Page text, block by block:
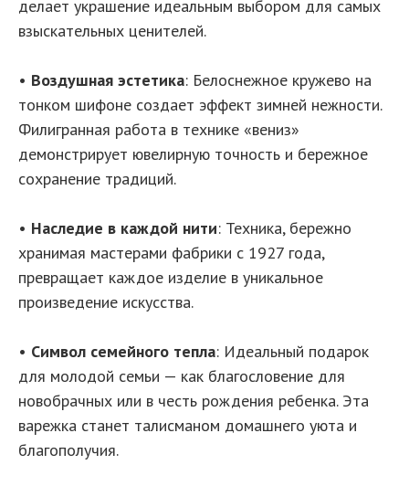
делает украшение идеальным выбором для самых
взыскательных ценителей.
• Воздушная эстетика: Белоснежное кружево на
тонком шифоне создает эффект зимней нежности.
Филигранная работа в технике «вениз»
демонстрирует ювелирную точность и бережное
сохранение традиций.
• Наследие в каждой нити: Техника, бережно
хранимая мастерами фабрики с 1927 года,
превращает каждое изделие в уникальное
произведение искусства.
• Символ семейного тепла: Идеальный подарок
для молодой семьи — как благословение для
новобрачных или в честь рождения ребенка. Эта
варежка станет талисманом домашнего уюта и
благополучия.